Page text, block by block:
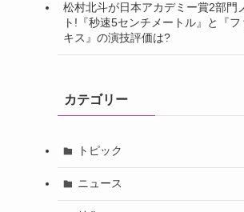
松村北斗が日本アカデミー賞2部門
ト!『秒速5センチメートル』と『フ
キス』の演技評価は?
カテゴリー
トピック
ニュース